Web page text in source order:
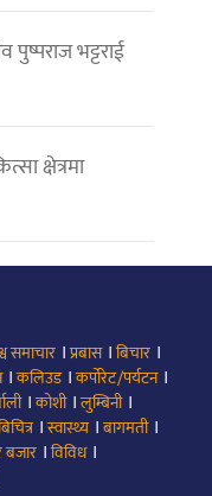
पुष्पराज भट्टराई
क्षेत्रमा
समाचार ।प्रबास।बिचार ।
।कलिउड।कर्पोरेट/पर्यटन।
।कोशी।लुम्बिनी।
।स्वास्थ्य ।बागमती।
।विविध।